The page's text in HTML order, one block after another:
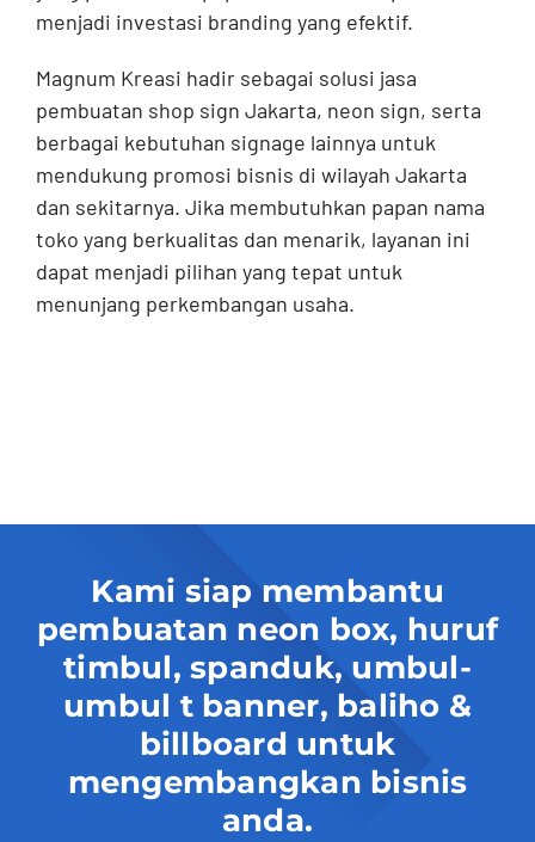
menjadi investasi branding yang efektif.
Magnum Kreasi hadir sebagai solusi jasa
pembuatan shop sign Jakarta, neon sign, serta
berbagai kebutuhan signage lainnya untuk
mendukung promosi bisnis di wilayah Jakarta
dan sekitarnya. Jika membutuhkan papan nama
toko yang berkualitas dan menarik, layanan ini
dapat menjadi pilihan yang tepat untuk
menunjang perkembangan usaha.
Kami siap membantu
pembuatan neon box, huruf
timbul, spanduk, umbul-
umbul t banner, baliho &
billboard untuk
mengembangkan bisnis
anda.